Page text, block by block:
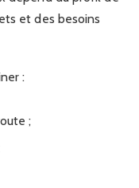
et des besoins
:
;